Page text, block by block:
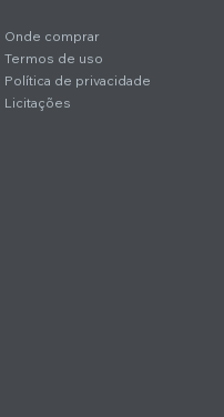
Onde comprar
Termos de uso
Política de privacidade
Licitações